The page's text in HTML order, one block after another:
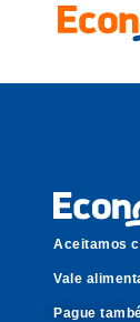
Aceitamos
Vale
Pague